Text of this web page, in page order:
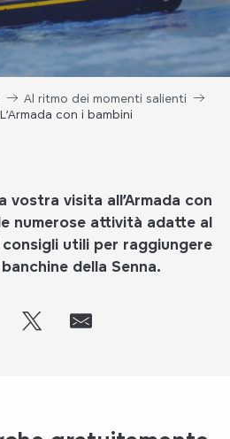
Al ritmo dei momenti salienti
L’Armada con i bambini
vostra visita all’Armada con
numerose attività adatte al
utili per raggiungere
della Senna.